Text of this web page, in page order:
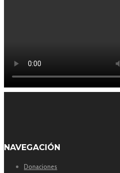
NAVEGACIÓN
Donaciones